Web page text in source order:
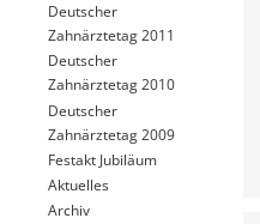
Deutscher
Zahnärztetag 2011
Deutscher
Zahnärztetag 2010
Deutscher
Zahnärztetag 2009
Festakt Jubiläum
Aktuelles
Archiv